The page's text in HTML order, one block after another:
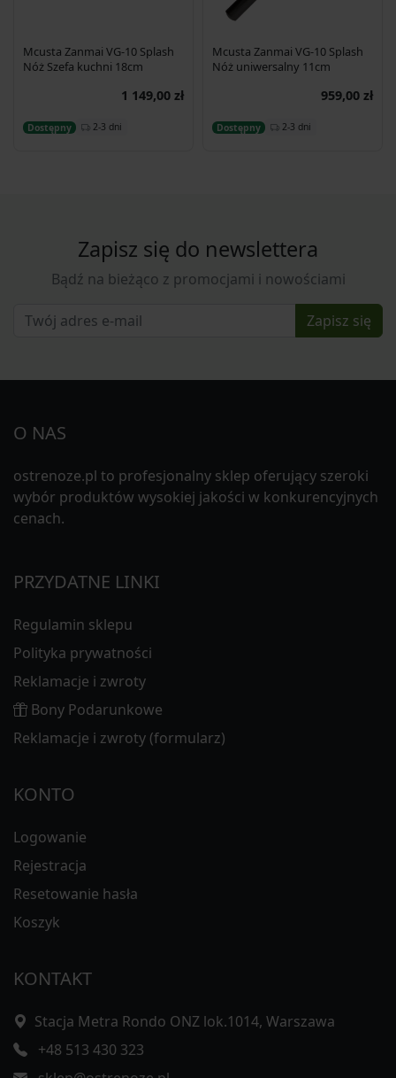
Mcusta Zanmai VG-10 Splash
Nóż Szefa kuchni 18cm
1 149,00 zł
Dostępny 2-3 dni
Dodaj do koszyka
Mcusta Zanmai VG-10 Splash
Nóż uniwersalny 11cm
959,00 zł
Dostępny 2-3 dni
Dodaj do koszyka
Zapisz się do newslettera
Bądź na bieżąco z promocjami i nowościami
Zapisz się
O NAS
ostrenoze.pl to profesjonalny sklep oferujący szeroki
wybór produktów wysokiej jakości w konkurencyjnych
cenach.
PRZYDATNE LINKI
Regulamin sklepu
Polityka prywatności
Reklamacje i zwroty
Bony Podarunkowe
Reklamacje i zwroty (formularz)
KONTO
Logowanie
Rejestracja
Resetowanie hasła
Koszyk
KONTAKT
Stacja Metra Rondo ONZ lok.1014, Warszawa
+48 513 430 323